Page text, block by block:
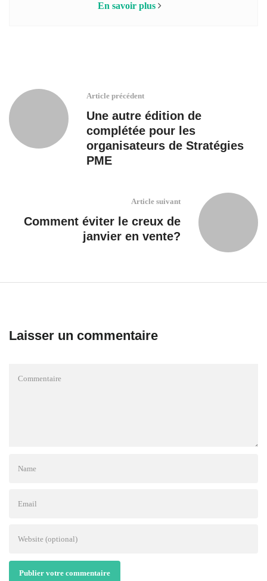
En savoir plus
Article précédent
Une autre édition de
complétée pour les
organisateurs de Stratégies
PME
Article suivant
Comment éviter le creux de
janvier en vente?
Laisser un commentaire
Publier votre commentaire